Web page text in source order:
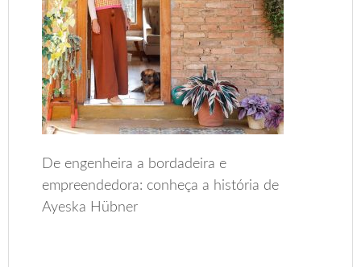
De engenheira a bordadeira e
empreendedora: conheça a história de
Ayeska Hübner